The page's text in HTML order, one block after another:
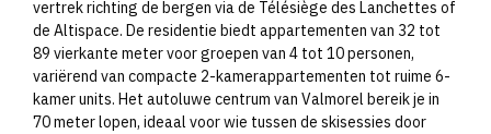
vertrek richting de bergen via de Télésiège des Lanchettes of
de Altispace. De residentie biedt appartementen van 32 tot
89 vierkante meter voor groepen van 4 tot 10 personen,
variërend van compacte 2-kamerappartementen tot ruime 6-
kamer units. Het autoluwe centrum van Valmorel bereik je in
70 meter lopen, ideaal voor wie tussen de skisessies door